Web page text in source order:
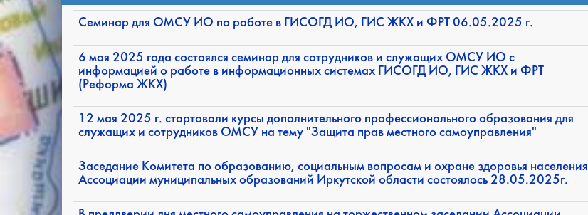
Семинар для ОМСУ ИО по работе в ГИСОГД ИО, ГИС ЖКХ и ФРТ 06.05.2025 г.
6 мая 2025 года состоялся семинар для сотрудников и служащих ОМСУ ИО с
информацией о работе в информационных системах ГИСОГД ИО, ГИС ЖКХ и ФРТ
(Реформа ЖКХ)
12 мая 2025 г. стартовали курсы дополнительного профессионального образования для
служащих и сотрудников ОМСУ на тему "Защита прав местного самоуправления"
Заседание Комитета по образованию, социальным вопросам и охране здоровья населения
Ассоциации муниципальных образований Иркутской области состоялось 28.05.2025г.